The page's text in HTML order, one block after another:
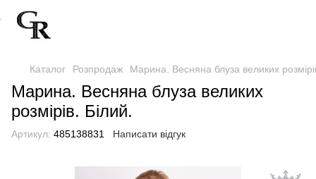
Каталог Розпродаж Марина. Весняна блуза великих
Марина. Весняна блуза великих
розмірів. Білий.
Артикул: 485138831 Написати відгук